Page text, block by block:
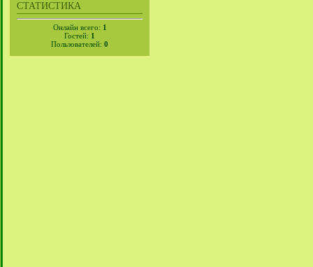
СТАТИСТИКА
Онлайн всего: 1
Гостей: 1
Пользователей: 0